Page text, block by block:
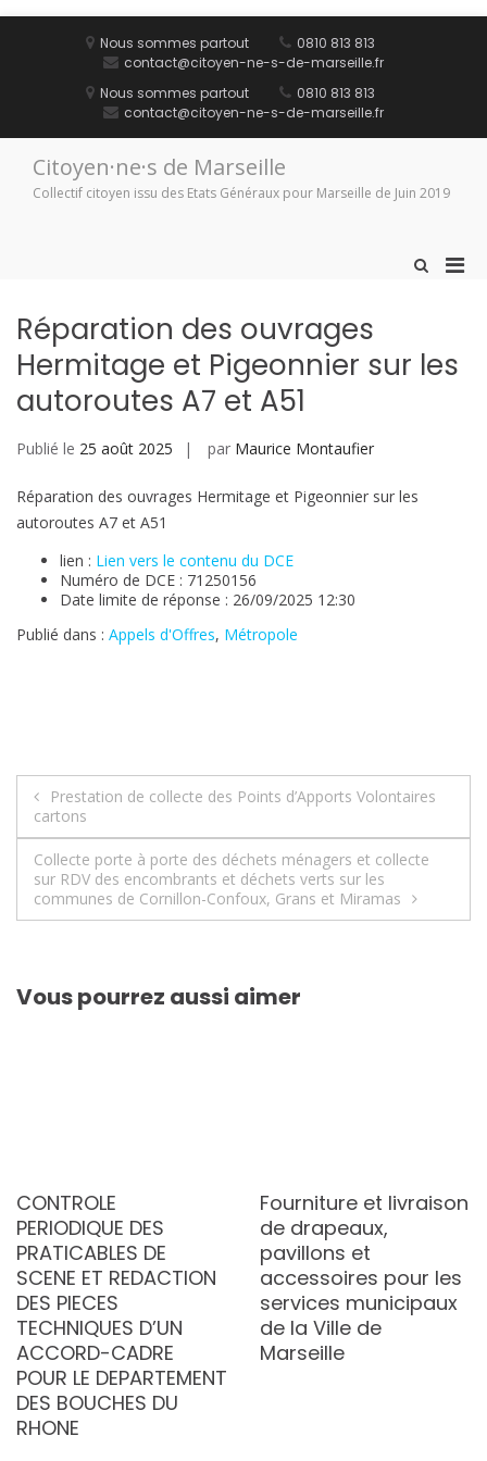
Nous sommes partout
0810 813 813
contact@citoyen-ne-s-de-marseille.fr
Nous sommes partout
0810 813 813
contact@citoyen-ne-s-de-marseille.fr
Citoyen·ne·s de Marseille
Collectif citoyen issu des Etats Généraux pour Marseille de Juin 2019
Afficher
Réparation des ouvrages
Hermitage et Pigeonnier sur les
autoroutes A7 et A51
Publié le 25 août 2025 par Maurice Montaufier
Réparation des ouvrages Hermitage et Pigeonnier sur les
autoroutes A7 et A51
lien : Lien vers le contenu du DCE
Numéro de DCE : 71250156
Date limite de réponse : 26/09/2025 12:30
Publié dans : Appels d'Offres, Métropole
Navigation
de
l’article
Prestation de collecte des Points d’Apports Volontaires
cartons
Collecte porte à porte des déchets ménagers et collecte
sur RDV des encombrants et déchets verts sur les
communes de Cornillon-Confoux, Grans et Miramas
Vous pourrez aussi aimer
CONTROLE
PERIODIQUE DES
PRATICABLES DE
SCENE ET REDACTION
DES PIECES
TECHNIQUES D’UN
ACCORD-CADRE
POUR LE DEPARTEMENT
DES BOUCHES DU
RHONE
Fourniture et livraison
de drapeaux,
pavillons et
accessoires pour les
services municipaux
de la Ville de
Marseille